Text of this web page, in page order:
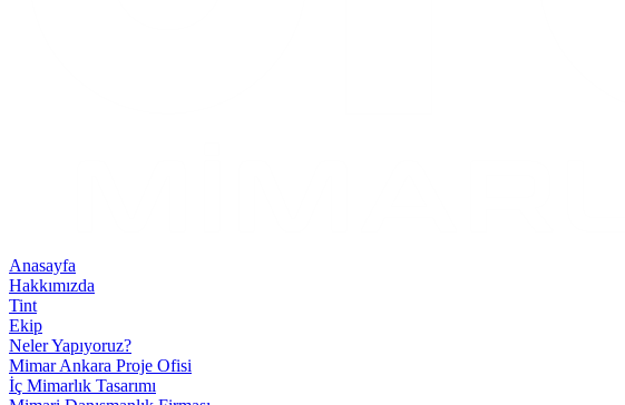
Anasayfa
Hakkımızda
Tint
Ekip
Neler Yapıyoruz?
Mimar Ankara Proje Ofisi
İç Mimarlık Tasarımı